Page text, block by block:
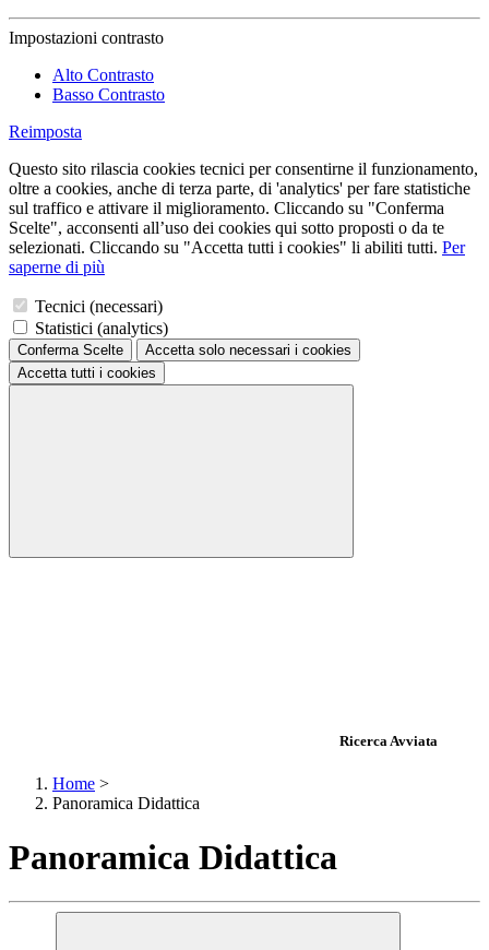
Impostazioni contrasto
Alto Contrasto
Basso Contrasto
Reimposta
Questo sito rilascia cookies tecnici per consentirne il funzionamento,
oltre a cookies, anche di terza parte, di 'analytics' per fare statistiche
sul traffico e attivare il miglioramento. Cliccando su "Conferma
Scelte", acconsenti all’uso dei cookies qui sotto proposti o da te
selezionati. Cliccando su "Accetta tutti i cookies" li abiliti tutti. Per
saperne di più
Tecnici (necessari)
Statistici (analytics)
Conferma Scelte Accetta solo necessari i cookies
Accetta tutti i cookies
Ricerca Avviata
Home >
Panoramica Didattica
Panoramica Didattica